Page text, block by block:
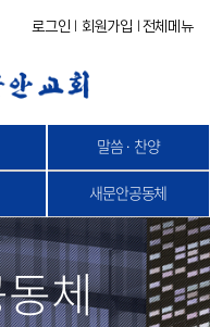
로그인 회원가입 전체메뉴
말씀 · 찬양
새문안공동체
체